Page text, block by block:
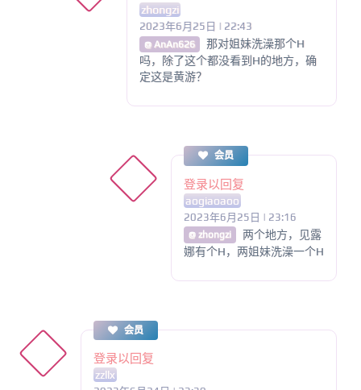
zhongzi
2023年6月25日 | 22:43
@ AnAn626
那对姐妹洗澡那个H
吗，除了这个都没看到H的地方，确
定这是黄游？
会员
登录以回复
aogiaoaoo
2023年6月25日 | 23:16
@ zhongzi
两个地方，见露
娜有个H，两姐妹洗澡一个H
会员
登录以回复
zzllx